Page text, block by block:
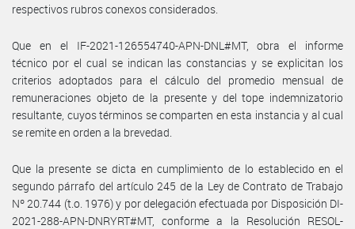
respectivos rubros conexos considerados.
Que en el IF-2021-126554740-APN-DNL#MT, obra el informe
técnico por el cual se indican las constancias y se explicitan los
criterios adoptados para el cálculo del promedio mensual de
remuneraciones objeto de la presente y del tope indemnizatorio
resultante, cuyos términos se comparten en esta instancia y al cual
se remite en orden a la brevedad.
Que la presente se dicta en cumplimiento de lo establecido en el
segundo párrafo del artículo 245 de la Ley de Contrato de Trabajo
Nº 20.744 (t.o. 1976) y por delegación efectuada por Disposición DI-
2021-288-APN-DNRYRT#MT, conforme a la Resolución RESOL-